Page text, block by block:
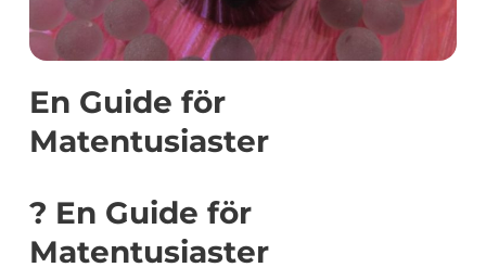
En Guide för
Matentusiaster
? En Guide för
Matentusiaster